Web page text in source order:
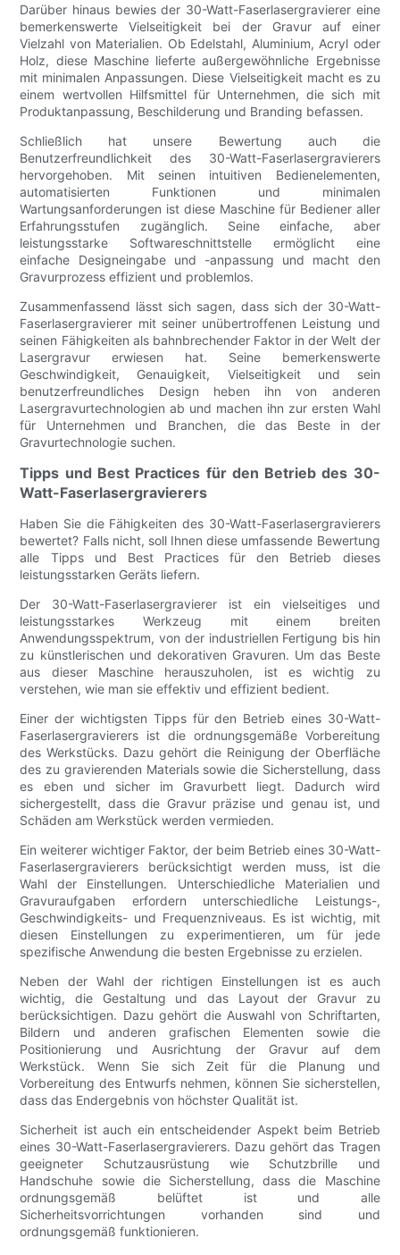
Darüber hinaus bewies der 30-Watt-Faserlasergravierer eine
bemerkenswerte Vielseitigkeit bei der Gravur auf einer
Vielzahl von Materialien. Ob Edelstahl, Aluminium, Acryl oder
Holz, diese Maschine lieferte außergewöhnliche Ergebnisse
mit minimalen Anpassungen. Diese Vielseitigkeit macht es zu
einem wertvollen Hilfsmittel für Unternehmen, die sich mit
Produktanpassung, Beschilderung und Branding befassen.
Schließlich hat unsere Bewertung auch die
Benutzerfreundlichkeit des 30-Watt-Faserlasergravierers
hervorgehoben. Mit seinen intuitiven Bedienelementen,
automatisierten Funktionen und minimalen
Wartungsanforderungen ist diese Maschine für Bediener aller
Erfahrungsstufen zugänglich. Seine einfache, aber
leistungsstarke Softwareschnittstelle ermöglicht eine
einfache Designeingabe und -anpassung und macht den
Gravurprozess effizient und problemlos.
Zusammenfassend lässt sich sagen, dass sich der 30-Watt-
Faserlasergravierer mit seiner unübertroffenen Leistung und
seinen Fähigkeiten als bahnbrechender Faktor in der Welt der
Lasergravur erwiesen hat. Seine bemerkenswerte
Geschwindigkeit, Genauigkeit, Vielseitigkeit und sein
benutzerfreundliches Design heben ihn von anderen
Lasergravurtechnologien ab und machen ihn zur ersten Wahl
für Unternehmen und Branchen, die das Beste in der
Gravurtechnologie suchen.
Tipps und Best Practices für den Betrieb des 30-
Watt-Faserlasergravierers
Haben Sie die Fähigkeiten des 30-Watt-Faserlasergravierers
bewertet? Falls nicht, soll Ihnen diese umfassende Bewertung
alle Tipps und Best Practices für den Betrieb dieses
leistungsstarken Geräts liefern.
Der 30-Watt-Faserlasergravierer ist ein vielseitiges und
leistungsstarkes Werkzeug mit einem breiten
Anwendungsspektrum, von der industriellen Fertigung bis hin
zu künstlerischen und dekorativen Gravuren. Um das Beste
aus dieser Maschine herauszuholen, ist es wichtig zu
verstehen, wie man sie effektiv und effizient bedient.
Einer der wichtigsten Tipps für den Betrieb eines 30-Watt-
Faserlasergravierers ist die ordnungsgemäße Vorbereitung
des Werkstücks. Dazu gehört die Reinigung der Oberfläche
des zu gravierenden Materials sowie die Sicherstellung, dass
es eben und sicher im Gravurbett liegt. Dadurch wird
sichergestellt, dass die Gravur präzise und genau ist, und
Schäden am Werkstück werden vermieden.
Ein weiterer wichtiger Faktor, der beim Betrieb eines 30-Watt-
Faserlasergravierers berücksichtigt werden muss, ist die
Wahl der Einstellungen. Unterschiedliche Materialien und
Gravuraufgaben erfordern unterschiedliche Leistungs-,
Geschwindigkeits- und Frequenzniveaus. Es ist wichtig, mit
diesen Einstellungen zu experimentieren, um für jede
spezifische Anwendung die besten Ergebnisse zu erzielen.
Neben der Wahl der richtigen Einstellungen ist es auch
wichtig, die Gestaltung und das Layout der Gravur zu
berücksichtigen. Dazu gehört die Auswahl von Schriftarten,
Bildern und anderen grafischen Elementen sowie die
Positionierung und Ausrichtung der Gravur auf dem
Werkstück. Wenn Sie sich Zeit für die Planung und
Vorbereitung des Entwurfs nehmen, können Sie sicherstellen,
dass das Endergebnis von höchster Qualität ist.
Sicherheit ist auch ein entscheidender Aspekt beim Betrieb
eines 30-Watt-Faserlasergravierers. Dazu gehört das Tragen
geeigneter Schutzausrüstung wie Schutzbrille und
Handschuhe sowie die Sicherstellung, dass die Maschine
ordnungsgemäß belüftet ist und alle
Sicherheitsvorrichtungen vorhanden sind und
ordnungsgemäß funktionieren.